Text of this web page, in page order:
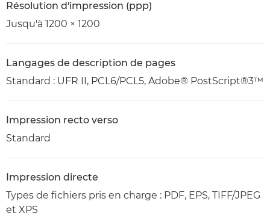
Résolution d'impression (ppp)
Jusqu'à 1200 × 1200
Langages de description de pages
Standard : UFR II, PCL6/PCL5, Adobe® PostScript®3™
Impression recto verso
Standard
Impression directe
Types de fichiers pris en charge : PDF, EPS, TIFF/JPEG
et XPS